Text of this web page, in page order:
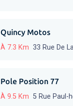
Quincy Motos
À 7.3 Km 33 Rue De
Pole Position 77
À 9.5 Km 5 Rue Paul-